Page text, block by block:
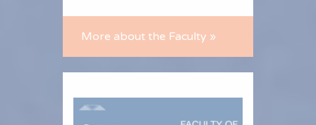
More about the Faculty »